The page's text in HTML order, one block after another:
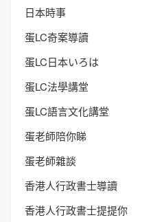
日本時事
蛋LC奇案導讀
蛋LC日本いろは
蛋LC法學講堂
蛋LC語言文化講堂
蛋老師陪你睇
蛋老師雜談
香港人行政書士導讀
香港人行政書士提提你